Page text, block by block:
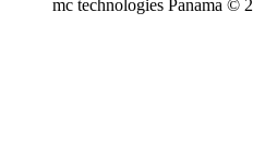
mc technologies Panama ©